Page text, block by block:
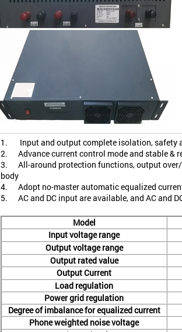
1. Input and output complete isolation, safety
2. Advance current control mode and stable &
3. All-around protection functions, output over/
body
4. Adopt no-master automatic equalized
5. AC and DC input are available, and AC and
Model
Input voltage range
Output voltage range
Output rated value
Output Current
Load regulation
Power grid regulation
Degree of imbalance for equalized current
Phone weighted noise voltage